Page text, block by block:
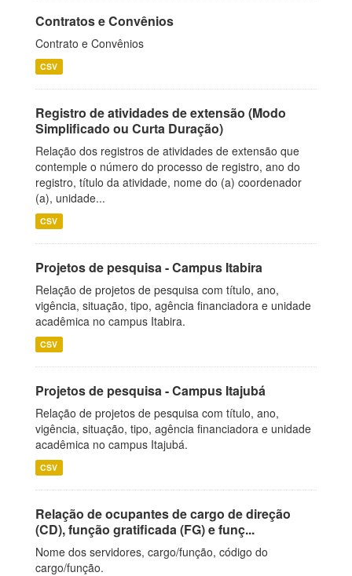
Contratos e Convênios
Contrato e Convênios
CSV
Registro de atividades de extensão (Modo
Simplificado ou Curta Duração)
Relação dos registros de atividades de extensão que
contemple o número do processo de registro, ano do
registro, título da atividade, nome do (a) coordenador
(a), unidade...
CSV
Projetos de pesquisa - Campus Itabira
Relação de projetos de pesquisa com título, ano,
vigência, situação, tipo, agência financiadora e unidade
acadêmica no campus Itabira.
CSV
Projetos de pesquisa - Campus Itajubá
Relação de projetos de pesquisa com título, ano,
vigência, situação, tipo, agência financiadora e unidade
acadêmica no campus Itajubá.
CSV
Relação de ocupantes de cargo de direção
(CD), função gratificada (FG) e funç...
Nome dos servidores, cargo/função, código do
cargo/função.